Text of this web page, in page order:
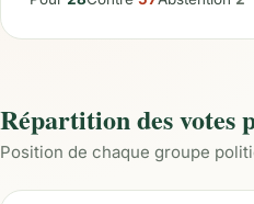
Répartition des votes
Position de chaque groupe